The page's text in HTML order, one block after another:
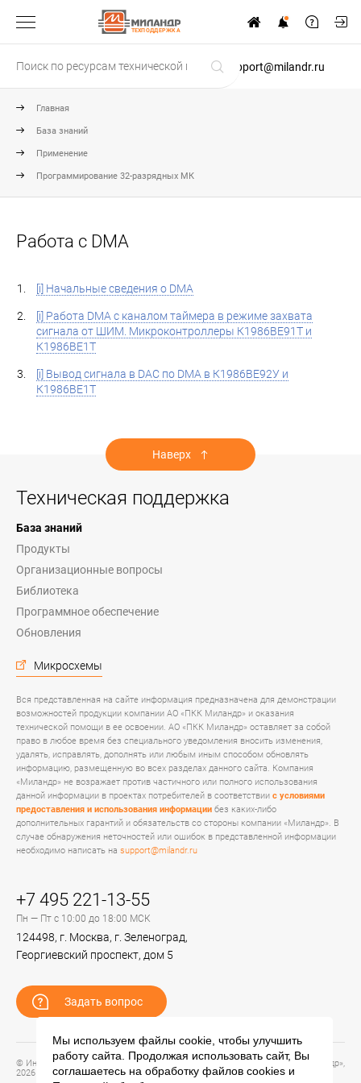
ТЕХПОДДЕРЖКА
support@milandr.ru
Главная
База знаний
Применение
Программирование 32-разрядных МК
Работа с DMA
[i] Начальные сведения о DMA
[i] Работа DMA c каналом таймера в режиме захвата
сигнала от ШИМ. Микроконтроллеры К1986ВЕ91Т и
К1986ВЕ1Т
[i] Вывод сигнала в DAC по DMA в К1986ВЕ92У и
К1986ВЕ1Т
Наверх
Техническая поддержка
База знаний
Продукты
Организационные вопросы
Библиотека
Программное обеспечение
Обновления
Микросхемы
Вся представленная на сайте информация предназначена для демонстрации
возможностей продукции компании АО «ПКК Миландр» и оказания
технической помощи в ее освоении. АО «ПКК Миландр» оставляет за собой
право в любое время без специального уведомления вносить изменения,
удалять, исправлять, дополнять или любым иным способом обновлять
информацию, размещенную во всех разделах данного сайта. Компания
«Миландр» не возражает против частичного или полного использования
данной информации в проектах потребителей в соответствии с условиями
предоставления и использования информации без каких-либо
дополнительных гарантий и обязательств со стороны компании «Миландр». В
случае обнаружения неточностей или ошибок в представленной информации
необходимо написать на support@milandr.ru
+7 495 221-13-55
Пн — Пт с 10:00 до 18:00 МСК
124498, г. Москва, г. Зеленоград,
Георгиевский проспект, дом 5
Задать вопрос
© Информационный портал технической поддержки ЦП ИС АО «ПКК Миландр»,
2026
Мы используем файлы cookie, чтобы улучшить
работу сайта. Продолжая использовать сайт, Вы
соглашаетесь на обработку файлов cookies и